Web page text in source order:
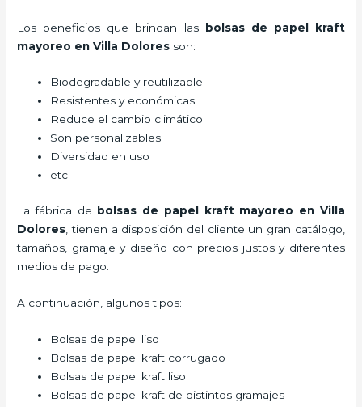
Los beneficios que brindan lasbolsas de papel kraft
mayoreo en Villa Dolores son:
Biodegradable y reutilizable
Resistentes y económicas
Reduce el cambio climático
Son personalizables
Diversidad en uso
etc.
La fábrica de
bolsas de papel kraft mayoreo en Villa
Dolores , tienen a disposición del cliente un gran catálogo,
tamaños, gramaje y diseño con precios justos y diferentes
medios de pago.
A continuación, algunos tipos:
Bolsas de papel liso
Bolsas de papel kraft corrugado
Bolsas de papel kraft liso
Bolsas de papel kraft de distintos gramajes